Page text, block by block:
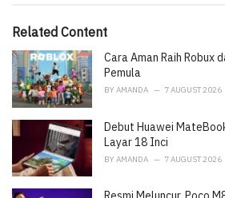
i
s
:
Related Content
Cara Aman Raih Robux
Pemula
BY AMANDA 7 AUGUST 2026
Debut Huawei
Layar 18 Inci
BY AMANDA 7 AUGUST 2026